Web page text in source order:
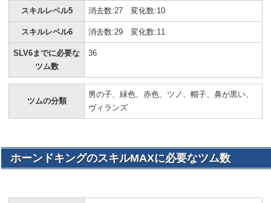
スキルレベル5 消去数:27 変化数:10
スキルレベル6 消去数:29 変化数:11
SLV6までに必要な
ツム数
36
ツムの分類
男の子、緑色、赤色、ツノ、帽子、鼻が黒い、
ヴィランズ
ホーンドキングのスキルMAXに必要なツム数